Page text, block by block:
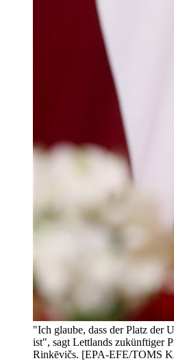
"Ich glaube, dass der Platz der
ist", sagt Lettlands zukünftiger
Rinkēvičs. [EPA-EFE/TOMS